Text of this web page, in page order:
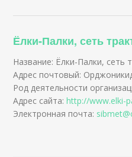
Ёлки-Палки, сеть
Название: Ёлки-Палки, сеть
Адрес почтовый:
Род деятельности
Адрес сайта:http://www.elki-
Электронная почта: